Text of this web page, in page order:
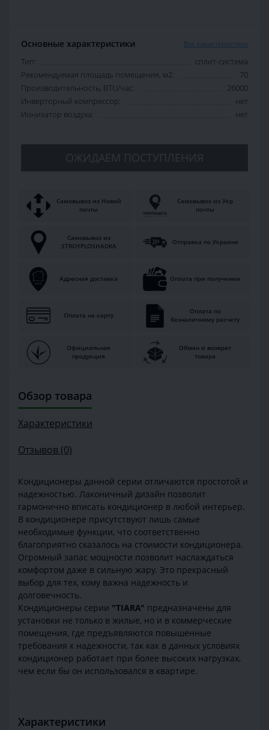
Основные характеристики Все характеристики
Тип:
сплит-система
Рекомендуемая площадь помещения, м2:
70
Производительность, BTU/час:
26000
Инверторный компрессор:
нет
Ионизатор воздуха:
нет
ОЖИДАЕМ ПОСТУПЛЕНИЯ
Самовывоз из Новой
почты
Самовывоз из Укр
почты
Самовывоз из
STROYPLOSHADKA
Отправка по Украине
Адресная доставка Оплата при получении
Оплата на карту
Оплата по
безналичному расчету
Официальная
продукция
Обмен и возврат
товара
Обзор товара
Характеристики
Отзывов (0)
Кондиционеры данной серии отличаются простотой и
надежностью. Лаконичный дизайн позволит
гармонично вписать кондиционер в любой интерьер.
В кондиционере присутствуют лишь самые
необходимые функции, что соответственно
благоприятно сказалось на стоимости кондиционера.
Огромный запас мощности позволит наслаждаться
комфортом даже в сильную жару. Это прекрасный
выбор для тех, кому важна надежность и
долговечность.
Кондиционеры серии "TIARA" предназначены для
установки не только в жилые, но и в коммерческие
помещения, где предъявляются повышенные
требования к надежности, так как в данных условиях
кондиционер работает при более высоких нагрузках,
чем если бы он использовался в квартире.
Характеристики